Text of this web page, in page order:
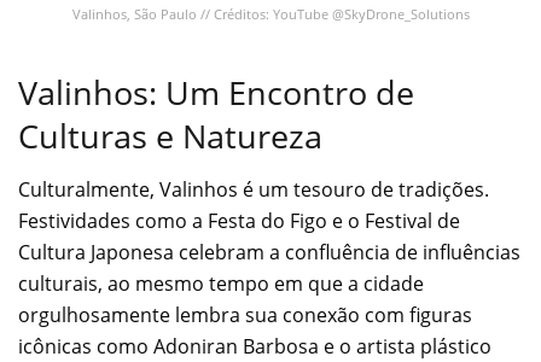
Valinhos, São Paulo // Créditos: YouTube @SkyDrone_Solutions
Valinhos: Um Encontro de
Culturas e Natureza
Culturalmente, Valinhos é um tesouro de tradições.
Festividades como a Festa do Figo e o Festival de
Cultura Japonesa celebram a confluência de influências
culturais, ao mesmo tempo em que a cidade
orgulhosamente lembra sua conexão com figuras
icônicas como Adoniran Barbosa e o artista plástico